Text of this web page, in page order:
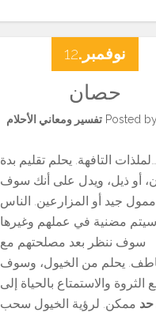
حصان
Posted by تفسير ومعاني الأحلام
…لملذات التافهة. يحلم تقليم بدة
أو ذيل، ويدل على أنك سوف
جيد أو المزارعين. الناس
سيتم مضنية في عملهم وغيرها
سوف ننظر بعد مصلحتهم مع
يحلم من الخيول، وسوف
الثروة والاستمتاع بالحياة إلى
حد ممكن. لرؤية الخيول سحب
نوفمبر.12